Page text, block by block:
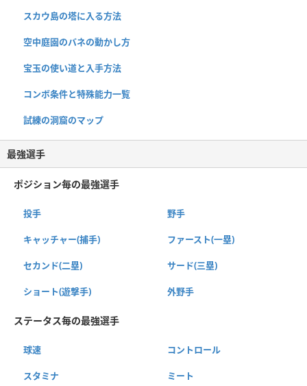
スカウ島の塔に入る方法
空中庭園のバネの動かし方
宝玉の使い道と入手方法
コンボ条件と特殊能力一覧
試練の洞窟のマップ
最強選手
ポジション毎の最強選手
投手 野手
キャッチャー(捕手) ファースト(一塁)
セカンド(二塁) サード(三塁)
ショート(遊撃手) 外野手
ステータス毎の最強選手
球速 コントロール
スタミナ ミート